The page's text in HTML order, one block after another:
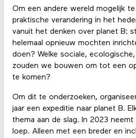
Om een andere wereld mogelijk
praktische verandering in het
vanuit het denken over planet B:
helemaal opnieuw mochten
doen? Welke sociale,
zouden we bouwen om tot een
te komen?
Om dit te onderzoeken,
jaar een expeditie naar planet B.
thema aan de slag. In 2023
loep. Alleen met een breder en